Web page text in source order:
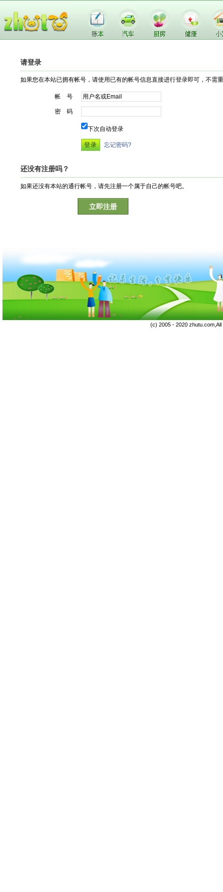
请登录
如果您在本站已拥有帐号，请使用已有的帐号信息直接进行登录即可，不需
帐 号
密 码
下次自动登录
忘记密码?
还没有注册吗？
如果还没有本站的通行帐号，请先注册一个属于自己的帐号吧。
立即注册
(c) 2005 - 2020